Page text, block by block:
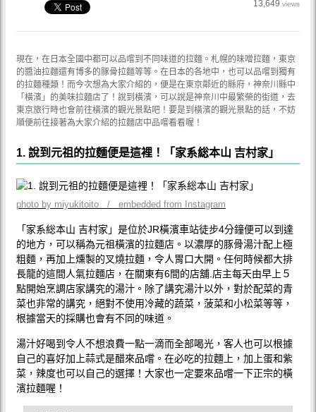
13,649 views
現在，在日本全國中都可以品嚐到不同味道的拉麵。札幌的味噌拉麵，東京
的醬油拉麵還有博多的豚骨拉麵等等。在日本的各地中，也可以品嚐到獨有
的拉麵種類！而今次想為大家介紹的，便是在東京鄰近的縣府，神奈川縣中
「橫濱」的美味拉麵店了！說到橫濱，可以說是神奈川中最繁榮的街道，去
東京旅行時也會前往橫濱的觀光景點吧！要是到橫濱的觀光景點的話，不妨
順便前往接著為大家介紹的拉麵店中品嚐看看喔！
1. 說到元祖的拉麵便是這裡！「家系総本山 吉村家」
photo by miyukitoito / embedded from Instagram
「家系総本山 吉村家」是位於JR橫濱車站徒步4分鐘便可以到達
的地方，可以稱為元祖橫濱的拉麵店。以濃厚的豚骨湯汁配上極
粗麵，再加上燻製的叉燒拉麵，令人胃口大開。任何時候都大排
長龍的這間人氣拉麵店，在關東有6間的店舖.店主每天由早上５
點開始烹調店家講究的湯汁。除了講究湯汁以外，對於配菜的青
菜也非常的講究，絕對不使用冷藏的蔬菜，菠菜和小松菜等等，
根據當天的採購也會有不同的味道。
湯汁好喝到令人不想浪費一點一滴而全部喝光，客人也可以根據
自己的喜好加上蒜式是醋來品嚐。在必吃的拉麵上，加上蛋和紫
菜，辣度也可以自己的選擇！大家也一定要來品嚐一下正宗的橫
濱拉麵喔！